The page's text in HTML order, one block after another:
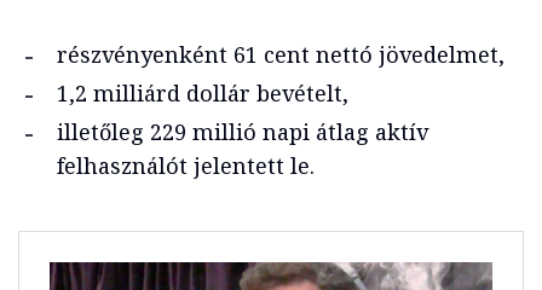
részvényenként 61 cent nettó jövedelmet,
1,2 milliárd dollár bevételt,
illetőleg 229 millió napi átlag aktív
felhasználót jelentett le.